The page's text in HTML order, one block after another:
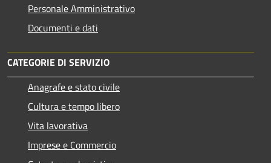
Personale Amministrativo
Documenti e dati
CATEGORIE DI SERVIZIO
Anagrafe e stato civile
Cultura e tempo libero
Vita lavorativa
Imprese e Commercio